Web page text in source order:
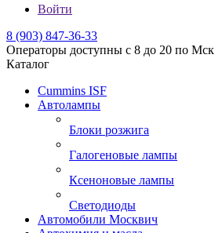
Войти
8 (903) 847-36-33
Операторы доступны с 8 до 20 по Мск
Каталог
Cummins ISF
Автолампы
Блоки розжига
Галогеновые лампы
Ксеноновые лампы
Светодиоды
Автомобили Москвич